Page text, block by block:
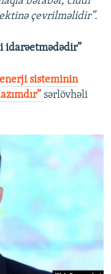
çevrilməlidir”.
idarəetmədədir”
sisteminin
sərlövhəli